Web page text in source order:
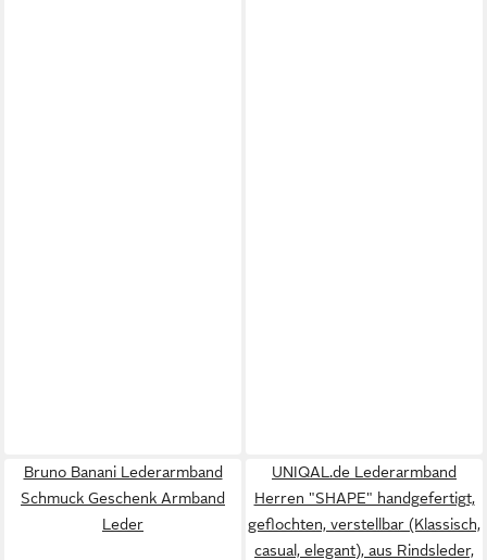
Bruno Banani Lederarmband
Schmuck Geschenk Armband
Leder
UNIQAL.de Lederarmband
Herren "SHAPE" handgefertigt,
geflochten, verstellbar (Klassisch,
casual, elegant), aus Rindsleder,